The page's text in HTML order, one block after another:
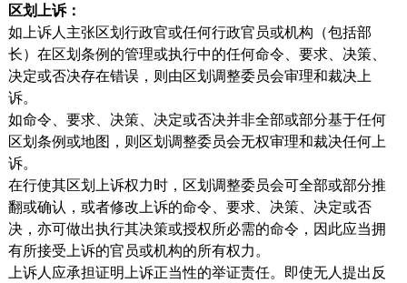
区划上诉：
如上诉人主张区划行政官或任何行政官员或机构（包括部
长）在区划条例的管理或执行中的任何命令、要求、决策、
决定或否决存在错误，则由区划调整委员会审理和裁决上
诉。
如命令、要求、决策、决定或否决并非全部或部分基于任何
区划条例或地图，则区划调整委员会无权审理和裁决任何上
诉。
在行使其区划上诉权力时，区划调整委员会可全部或部分推
翻或确认，或者修改上诉的命令、要求、决策、决定或否
决，亦可做出执行其决策或授权所必需的命令，因此应当拥
有所接受上诉的官员或机构的所有权力。
上诉人应承担证明上诉正当性的举证责任。即使无人提出反